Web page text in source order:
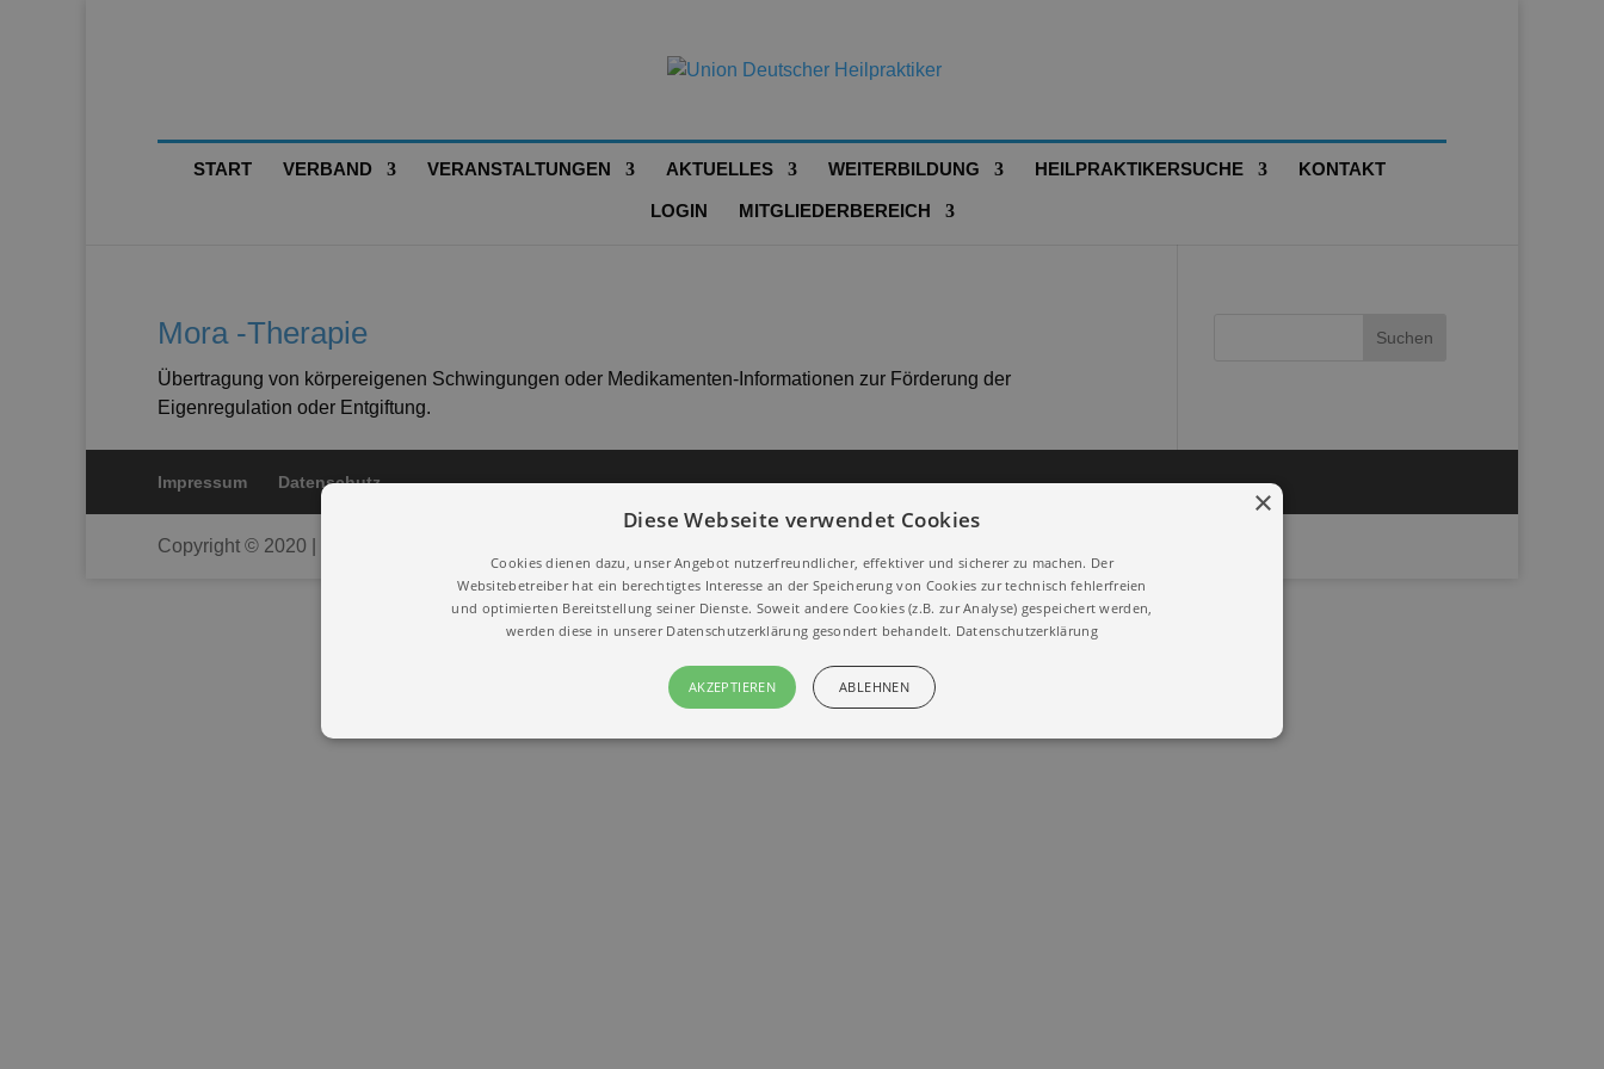
START VERBAND VERANSTALTUNGEN AKTUELLES WEITERBILDUNG HEILPRAKTIKERSUCHE KONTAKT
LOGIN MITGLIEDERBEREICH
Mora -Therapie
Übertragung von körpereigenen Schwingungen oder Medikamenten-Informationen zur Förderung der
Eigenregulation oder Entgiftung.
Impressum Datenschutz
Copyright © 2020 | Union Deutscher Heilpraktiker
Diese Webseite verwendet Cookies
Cookies dienen dazu, unser Angebot nutzerfreundlicher, effektiver und sicherer zu machen. Der
Websitebetreiber hat ein berechtigtes Interesse an der Speicherung von Cookies zur technisch fehlerfreien
und optimierten Bereitstellung seiner Dienste. Soweit andere Cookies (z.B. zur Analyse) gespeichert werden,
werden diese in unserer Datenschutzerklärung gesondert behandelt. Datenschutzerklärung
AKZEPTIEREN ABLEHNEN
×